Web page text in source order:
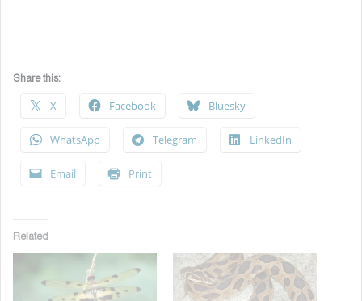
Share this:
X Facebook Bluesky
WhatsApp Telegram LinkedIn
Email Print
Related